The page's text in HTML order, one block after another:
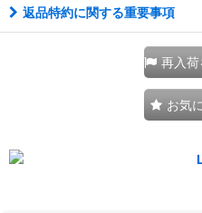
返品特約に関する重要事項
再入荷
お気